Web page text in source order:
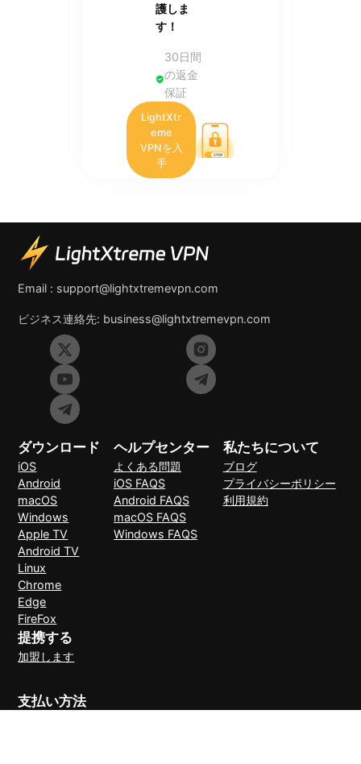
護しま
す！
30日間
の返金
保証
LightXtr
eme
VPNを入
手
Email : support@lightxtremevpn.com
ビジネス連絡先: business@lightxtremevpn.com
ダウンロード
iOS
Android
macOS
Windows
Apple TV
Android TV
Linux
Chrome
Edge
FireFox
ヘルプセンター
よくある問題
iOS FAQS
Android FAQS
macOS FAQS
Windows FAQS
私たちについて
ブログ
プライバシーポリシー
利用規約
提携する
加盟します
支払い方法